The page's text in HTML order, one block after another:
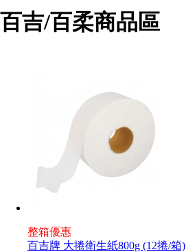
百吉/百柔商品區
整箱優惠
百吉牌 大捲衛生紙800g (12捲/箱)